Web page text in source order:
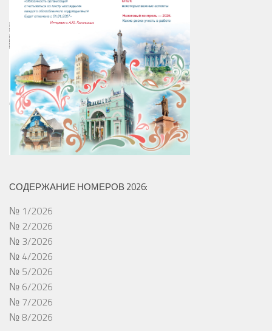
СОДЕРЖАНИЕ НОМЕРОВ 2026:
№ 1/2026
№ 2/2026
№ 3/2026
№ 4/2026
№ 5/2026
№ 6/2026
№ 7/2026
№ 8/2026